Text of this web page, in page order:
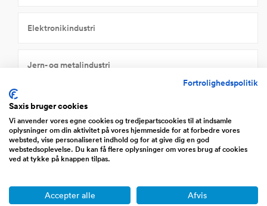
Elektronikindustri
Jern- og metalindustri
Landbrug, fiskeri og råvareudvinding
Levnedsmiddelindustri
Fortrolighedspolitik
Saxis bruger cookies
Vi anvender vores egne cookies og tredjepartscookies til at indsamle
oplysninger om din aktivitet på vores hjemmeside for at forbedre vores
websted, vise personaliseret indhold og for at give dig en god
webstedsoplevelse. Du kan få flere oplysninger om vores brug af cookies
ved at tykke på knappen tilpas.
Accepter alle Afvis